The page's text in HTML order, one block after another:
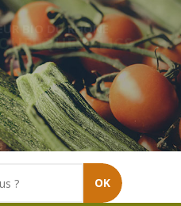
LIVRAISON
SANS
OK